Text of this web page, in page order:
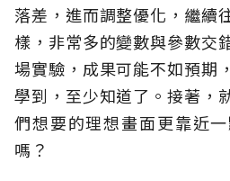
落差，進而調整優化，繼續
樣，非常多的變數與參數交
場實驗，成果可能不如預期
學到，至少知道了。接著，
們想要的理想畫面更靠近
嗎？